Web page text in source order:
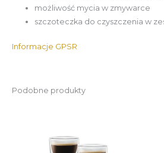
możliwość mycia w zmywarce
szczoteczka do czyszczenia w
Informacje GPSR
Podobne produkty